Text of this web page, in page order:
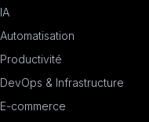
IA
Automatisation
Productivité
DevOps & Infrastructure
E-commerce